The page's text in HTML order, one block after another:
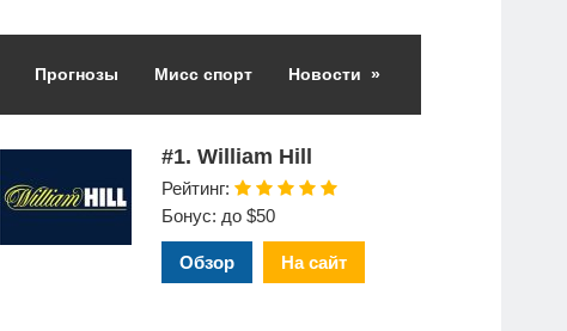
Прогнозы Мисс спорт Новости »
#1. William Hill
Рейтинг:
Бонус: до $50
Обзор На сайт